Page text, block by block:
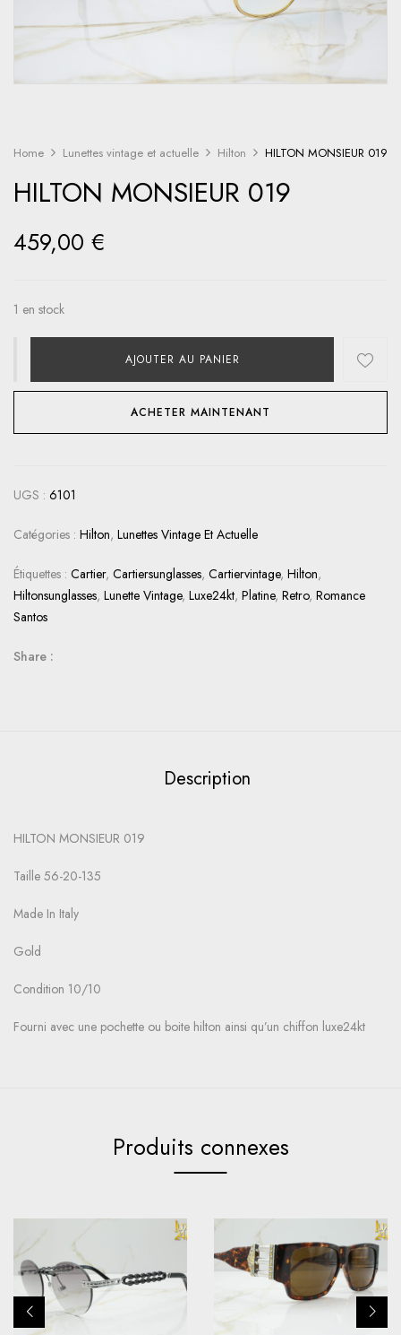
Home Lunettes vintage et actuelle Hilton HILTON MONSIEUR 019
HILTON MONSIEUR 019
459,00 €
1 en stock
AJOUTER AU PANIER
ACHETER MAINTENANT
UGS : 6101
Catégories : Hilton, Lunettes Vintage Et Actuelle
Étiquettes : Cartier, Cartiersunglasses, Cartiervintage, Hilton,
Hiltonsunglasses, Lunette Vintage, Luxe24kt, Platine, Retro, Romance
Santos
Share :
Description
HILTON MONSIEUR 019
Taille 56-20-135
Made In Italy
Gold
Condition 10/10
Fourni avec une pochette ou boite hilton ainsi qu’un chiffon luxe24kt
Produits connexes